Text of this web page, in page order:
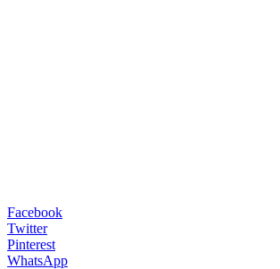
Facebook
Twitter
Pinterest
WhatsApp